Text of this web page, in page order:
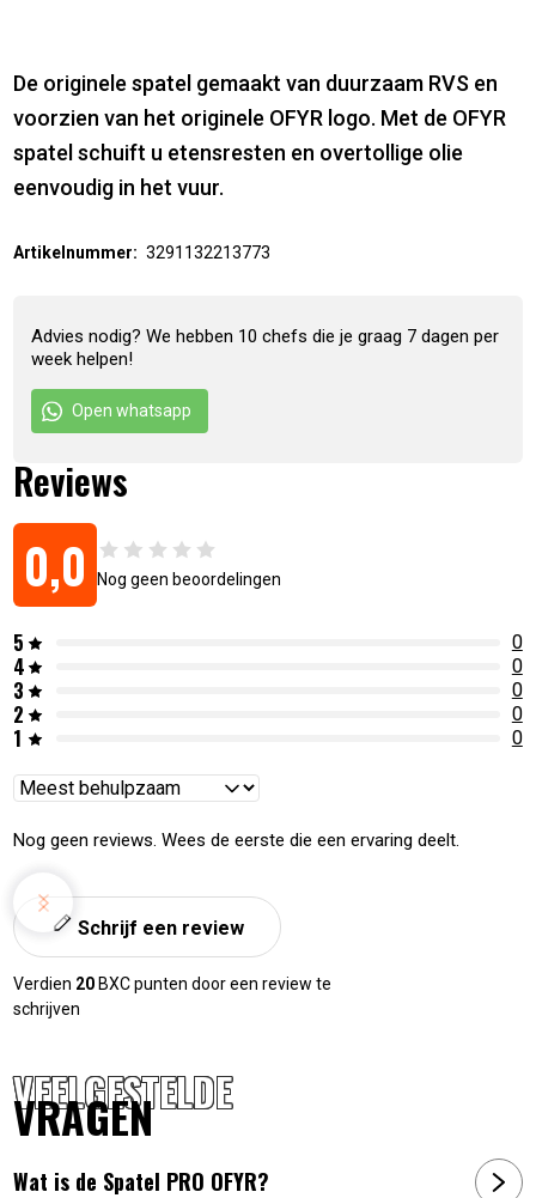
De originele spatel gemaakt van duurzaam RVS en
voorzien van het originele OFYR logo. Met de OFYR
spatel schuift u etensresten en overtollige olie
eenvoudig in het vuur.
Artikelnummer: 3291132213773
Advies nodig? We hebben 10 chefs die je graag 7 dagen per
week helpen!
Open whatsapp
Reviews
0,0 Nog geen beoordelingen
5 0
4 0
3 0
2 0
1 0
Reviews
Nog geen reviews. Wees de eerste die een ervaring deelt.
Schrijf een review
Verdien 20 BXC punten door een review te
schrijven
VEELGESTELDE
VRAGEN
Wat is de Spatel PRO OFYR?